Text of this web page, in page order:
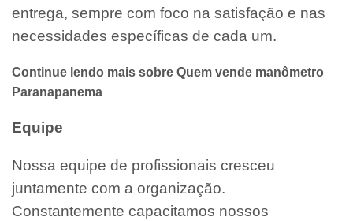
entrega, sempre com foco na satisfação e nas
necessidades específicas de cada um.
Continue lendo mais sobre Quem vende manômetro
Paranapanema
Equipe
Nossa equipe de profissionais cresceu
juntamente com a organização.
Constantemente capacitamos nossos